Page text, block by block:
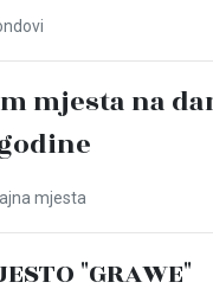
mjesta na
mjesta
"GRAWE"